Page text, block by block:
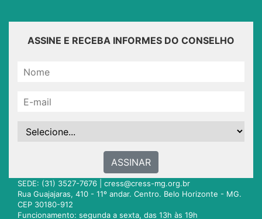
ASSINE E RECEBA INFORMES DO CONSELHO
ASSINAR
SEDE: (31) 3527-7676 | cress@cress-mg.org.br
Rua Guajajaras, 410 - 11º andar. Centro. Belo Horizonte - MG.
CEP 30180-912
Funcionamento: segunda a sexta, das 13h às 19h